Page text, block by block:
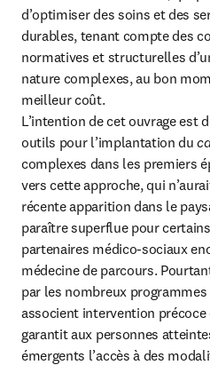
d’optimiser des soins et des
durables, tenant compte des
normatives et structurelles
nature complexes, au bon
meilleur coût.
L’intention de cet ouvrage est
outils pour l’implantation du
complexes dans les premiers
vers cette approche, qui
récente apparition dans le
paraître superflue pour
partenaires médico-sociaux
médecine de parcours.
par les nombreux
associent intervention
garantit aux personnes
émergents l’accès à des